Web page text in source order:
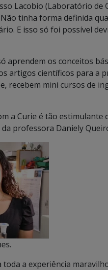
Lacobio (Laboratório
tinha forma definida
E isso só foi possível
aprendem os conceitos
artigos científicos para a
recebem mini cursos de
a Curie é tão estimulante
professora Daniely
a experiência